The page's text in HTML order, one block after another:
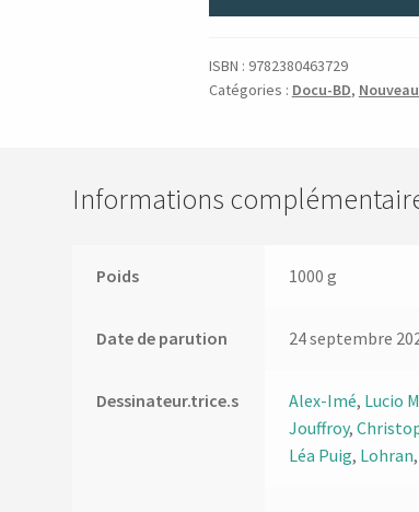
ISBN : 9782380463729
Catégories : Docu-BD,
Informations
Poids 1000 g
Date de parution 24 septembre
Dessinateur.trice.s Alex-Imé, Lucio
Jouffroy,
Léa Puig, Lohran,